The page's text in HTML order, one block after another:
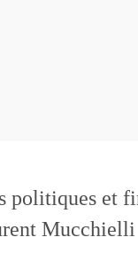
politiques et
Mucchielli